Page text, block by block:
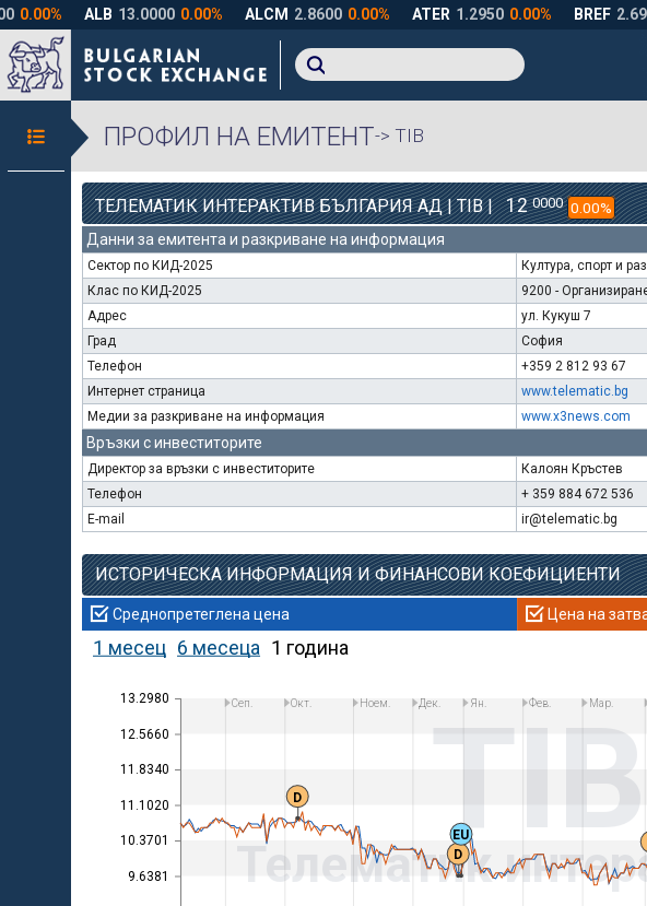
ПРОФИЛ НА ЕМИТЕНТ-> TIB
ТЕЛЕМАТИК ИНТЕРАКТИВ БЪЛГАРИЯ АД | TIB | 12 0000 0.00%
Данни за емитента и разкриване на информация
Сектор по КИД-2025
Култура, спорт и
Клас по КИД-2025
9200 -
Адрес
ул. Кукуш 7
Град
София
Телефон
+359 2 812 93 67
Интернет страница
www.telematic.bg
Медии за разкриване на информация
www.x3news.com
Връзки с инвеститорите
Директор за връзки с инвеститорите
Калоян Кръстев
Телефон
+ 359 884 672 536
E-mail
ir@telematic.bg
ИСТОРИЧЕСКА ИНФОРМАЦИЯ И ФИНАНСОВИ КОЕФИЦИЕНТИ
Среднопретеглена цена Цена на
1 месец 6 месеца 1 година
9.6381
10.3701
11.1020
11.8340
12.5660
13.2980 TIB
Телематик
Сеп. Окт. Ноем. Дек. Ян. Фев. Мар.
D
D
EU